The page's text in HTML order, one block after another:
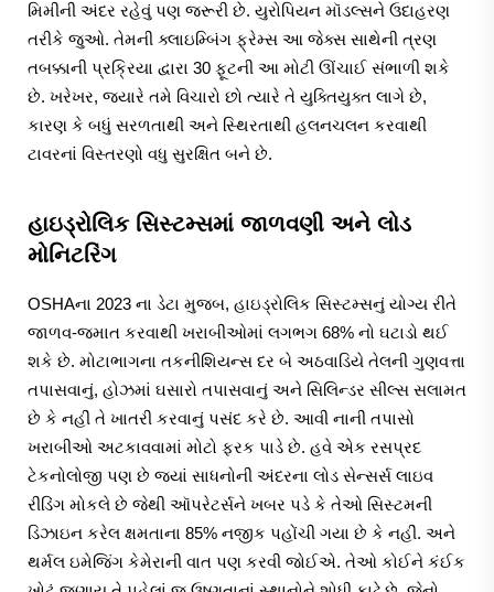
મિમીની અંદર રહેવું પણ જરૂરી છે. યુરોપિયન મૉડલ્સને ઉદાહરણ
તરીકે જુઓ. તેમની ક્લાઇમ્બિંગ ફ્રેમ્સ આ જેક્સ સાથેની ત્રણ
તબક્કાની પ્રક્રિયા દ્વારા 30 ફૂટની આ મોટી ઊંચાઈ સંભાળી શકે
છે. ખરેખર, જ્યારે તમે વિચારો છો ત્યારે તે યુક્તિયુક્ત લાગે છે,
કારણ કે બધું સરળતાથી અને સ્થિરતાથી હલનચલન કરવાથી
ટાવરનાં વિસ્તરણો વધુ સુરક્ષિત બને છે.
હાઇડ્રોલિક સિસ્ટમ્સમાં જાળવણી અને લોડ
મોનિટરિંગ
OSHAના 2023 ના ડેટા મુજબ, હાઇડ્રોલિક સિસ્ટમ્સનું યોગ્ય રીતે
જાળવ-જમાત કરવાથી ખરાબીઓમાં લગભગ 68% નો ઘટાડો થઈ
શકે છે. મોટાભાગના તકનીશિયન્સ દર બે અઠવાડિયે તેલની ગુણવત્તા
તપાસવાનું, હોઝમાં ઘસારો તપાસવાનું અને સિલિન્ડર સીલ્સ સલામત
છે કે નહીં તે ખાતરી કરવાનું પસંદ કરે છે. આવી નાની તપાસો
ખરાબીઓ અટકાવવામાં મોટો ફરક પાડે છે. હવે એક રસપ્રદ
ટેકનોલોજી પણ છે જ્યાં સાધનોની અંદરના લોડ સેન્સર્સ લાઇવ
રીડિંગ મોકલે છે જેથી ઑપરેટર્સને ખબર પડે કે તેઓ સિસ્ટમની
ડિઝાઇન કરેલ ક્ષમતાના 85% નજીક પહોંચી ગયા છે કે નહીં. અને
થર્મલ ઇમેજિંગ કેમેરાની વાત પણ કરવી જોઈએ. તેઓ કોઈને કંઈક